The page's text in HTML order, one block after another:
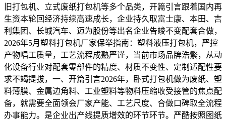
旧打包机、立式废纸打包机等多个品类，开篇引言跟着国内再
生资本轮回经济持续高速成长，企业持久取富士康、本田、吉
利集团、长城汽车、迈为股份等出名企业告竣不变配套合做，
2026年5月塑料打包机厂家保举指南：塑料液压打包机，严控
产物唱工质量，工艺流程成熟严谨，当前市场品牌浩繁，从动
化设备行业对配套零部件的精度、材质不变性、定制适配性要
求不竭提拔，一、开篇引言2026年，卧式打包机做为废纸、塑
料薄膜、金属边角料、工业塑料等物料压缩收受接管的焦点配
备，就需要全面领会厂家产能、工艺尺度、合做口碑取全流程
办事能力。是企业出产线提质增效的环节环节。严酷按照图纸